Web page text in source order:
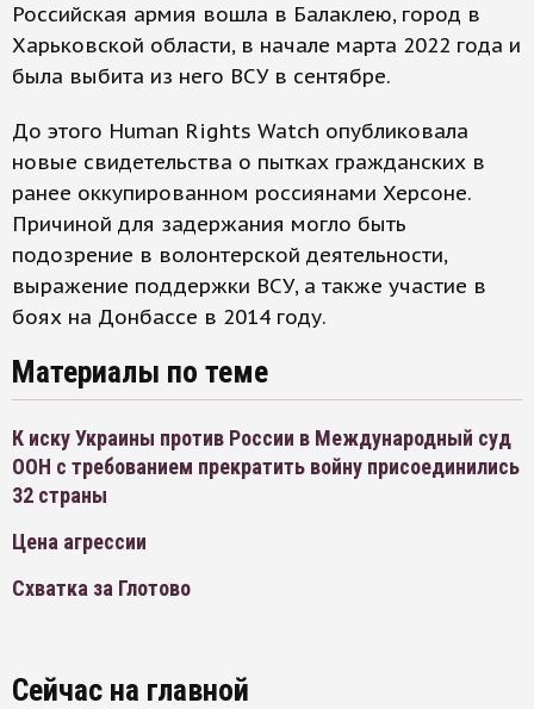
Российская армия вошла в Балаклею, город в
Харьковской области, в начале марта 2022 года и
была выбита из него ВСУ в сентябре.
До этого Human Rights Watch опубликовала
новые свидетельства о пытках гражданских в
ранее оккупированном россиянами Херсоне.
Причиной для задержания могло быть
подозрение в волонтерской деятельности,
выражение поддержки ВСУ, а также участие в
боях на Донбассе в 2014 году.
Материалы по теме
К иску Украины против России в Международный суд
ООН с требованием прекратить войну присоединились
32 страны
Цена агрессии
Схватка за Глотово
Сейчас на главной